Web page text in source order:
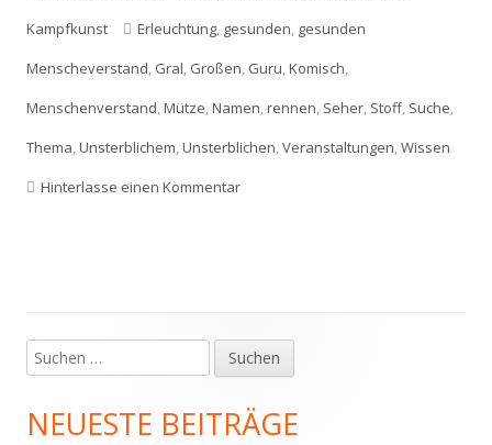
am
Kampfkunst
Schlagwörter
Erleuchtung, gesunden, gesunden
Menscheverstand, Gral, Großen, Guru,Komisch,
Menschenverstand,Mütze,Namen,rennen, Seher, Stoff, Suche,
Thema,Unsterblichem,Unsterblichen,Veranstaltungen,Wissen
Hinterlasse einen Kommentarzu Die Mütze der Erleuchtung
Haupt-
Seitenleiste
Suchen
nach:
NEUESTE BEITRÄGE